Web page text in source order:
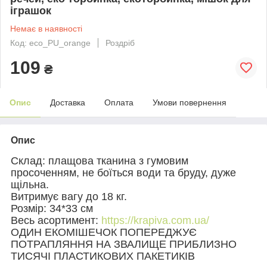
іграшок
Немає в наявності
Код: eco_PU_orange
Роздріб
109 ₴
Опис Доставка Оплата Умови повернення
Опис
Склад: плащова тканина з гумовим
просоченням, не боїться води та бруду, дуже
щільна.
Витримує вагу до 18 кг.
Розмір: 34*33 см
Весь асортимент: https://krapiva.com.ua/
ОДИН ЕКОМІШЕЧОК ПОПЕРЕДЖУЄ
ПОТРАПЛЯННЯ НА ЗВАЛИЩЕ ПРИБЛИЗНО
ТИСЯЧІ ПЛАСТИКОВИХ ПАКЕТИКІВ